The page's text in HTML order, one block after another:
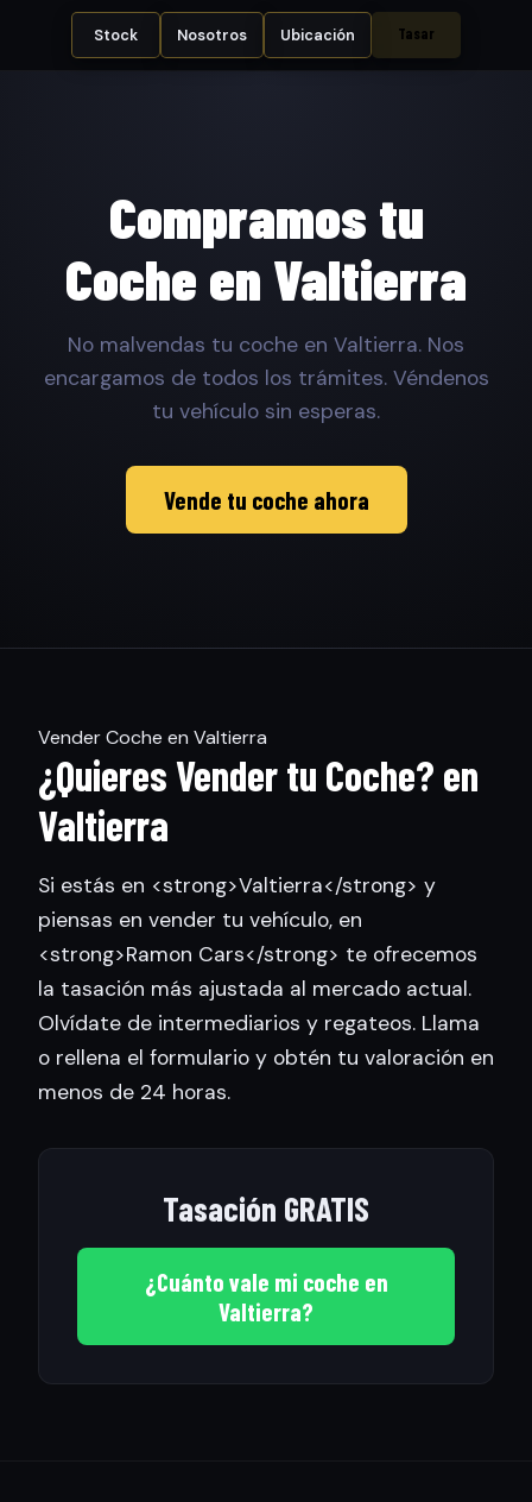
Stock Nosotros Ubicación Tasar
Compramos tu
Coche en Valtierra
No malvendas tu coche en Valtierra. Nos
encargamos de todos los trámites. Véndenos
tu vehículo sin esperas.
Vende tu coche ahora
Vender Coche en Valtierra
¿Quieres Vender tu Coche? en
Valtierra
Si estás en <strong>Valtierra</strong> y
piensas en vender tu vehículo, en
<strong>Ramon Cars</strong> te ofrecemos
la tasación más ajustada al mercado actual.
Olvídate de intermediarios y regateos. Llama
o rellena el formulario y obtén tu valoración en
menos de 24 horas.
Tasación GRATIS
¿Cuánto vale mi coche en
Valtierra?